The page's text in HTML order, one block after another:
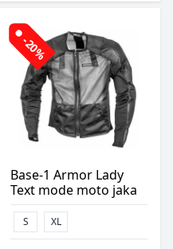
-20%
Base-1 Armor Lady
Text mode moto jaka
S XL